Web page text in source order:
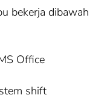
bekerja dibawah
Office
shift